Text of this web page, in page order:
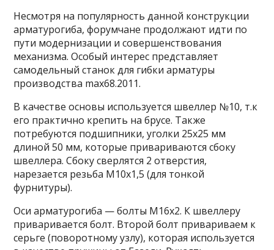
Несмотря на популярность данной конструкции
арматурогиба, форумчане продолжают идти по
пути модернизации и совершенствования
механизма. Особый интерес представляет
самодельный станок для гибки арматуры
производства max68.2011.
В качестве основы используется швеллер №10, т.к
его практично крепить на брусе. Также
потребуются подшипники, уголки 25х25 мм
длиной 50 мм, которые привариваются сбоку
швеллера. Сбоку сверлятся 2 отверстия,
нарезается резьба М10х1,5 (для тонкой
фурнитуры).
Оси арматурогиба — болты М16х2. К швеллеру
приваривается болт. Второй болт привариваем к
серьге (поворотному узлу), которая используется